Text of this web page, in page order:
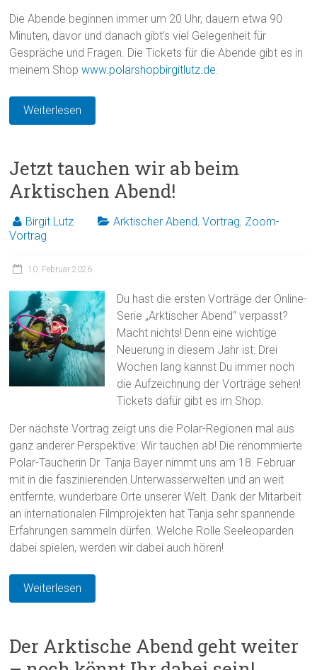
Die Abende beginnen immer um 20 Uhr, dauern etwa 90
Minuten, davor und danach gibt’s viel Gelegenheit für
Gespräche und Fragen. Die Tickets für die Abende gibt es in
meinem Shopwww.polarshopbirgitlutz.de.
Weiterlesen
Jetzt tauchen wir ab beim
Arktischen Abend!
Birgit Lutz Arktischer Abend,Vortrag, Zoom-
Vortrag
10. Februar 2026
Du hast die ersten Vorträge der Online-
Serie „Arktischer Abend“ verpasst?
Macht nichts! Denn eine wichtige
Neuerung in diesem Jahr ist: Drei
Wochen lang kannst Du immer noch
die Aufzeichnung der Vorträge sehen!
Tickets dafür gibt es im Shop.
Der nächste Vortrag zeigt uns die Polar-Regionen mal aus
ganz anderer Perspektive: Wir tauchen ab! Die renommierte
Polar-Taucherin Dr. Tanja Bayer nimmt uns am 18. Februar
mit in die faszinierenden Unterwasserwelten und an weit
entfernte, wunderbare Orte unserer Welt. Dank der Mitarbeit
an internationalen Filmprojekten hat Tanja sehr spannende
Erfahrungen sammeln dürfen. Welche Rolle Seeleoparden
dabei spielen, werden wir dabei auch hören!
Weiterlesen
Der Arktische Abend geht weiter